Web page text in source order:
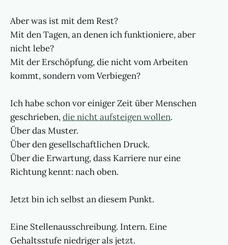
Aber was ist mit dem Rest?
Mit den Tagen, an denen ich funktioniere, aber
nicht lebe?
Mit der Erschöpfung, die nicht vom Arbeiten
kommt, sondern vom Verbiegen?
Ich habe schon vor einiger Zeit über Menschen
geschrieben,die nicht aufsteigen wollen.
Über das Muster.
Über den gesellschaftlichen Druck.
Über die Erwartung, dass Karriere nur eine
Richtung kennt: nach oben.
Jetzt bin ich selbst an diesem Punkt.
Eine Stellenausschreibung. Intern. Eine
Gehaltsstufe niedriger als jetzt.